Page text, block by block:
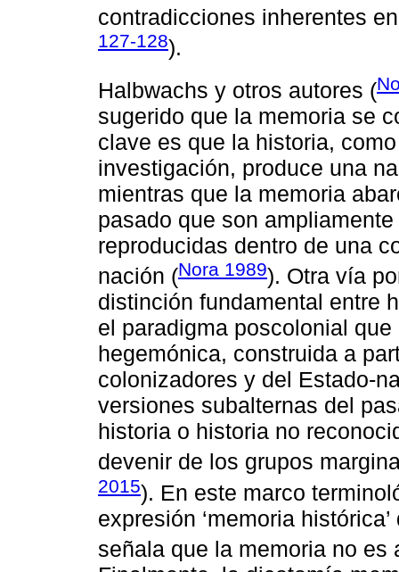
contradicciones inherentes
127-128).
Halbwachs y otros autores (
sugerido que la memoria se
clave es que la historia,
investigación, produce una
mientras que la memoria
pasado que son
reproducidas dentro de una
nación (Nora 1989). Otra vía
distinción fundamental entre
el paradigma poscolonial
hegemónica, construida a
colonizadores y del Estado-
versiones subalternas del
historia o historia no
devenir de los grupos
2015). En este marco
expresión ‘memoria
señala que la memoria no es